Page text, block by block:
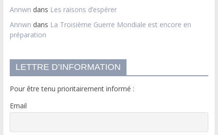
Annwn dans Les raisons d’espérer
Annwn dans La Troisième Guerre Mondiale est encore en
préparation
LETTRE D’INFORMATION
Pour être tenu prioritairement informé :
Email